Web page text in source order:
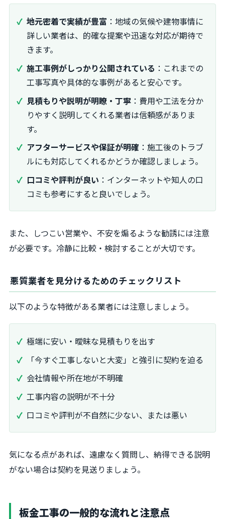
地元密着で実績が豊富 ：地域の気候や建物事情に
詳しい業者は、的確な提案や迅速な対応が期待で
きます。
施工事例がしっかり公開されている ：これまでの
工事写真や具体的な事例があると安心です。
見積もりや説明が明瞭・丁寧 ：費用や工法を分か
りやすく説明してくれる業者は信頼感がありま
す。
アフターサービスや保証が明確 ：施工後のトラブ
ルにも対応してくれるかどうか確認しましょう。
口コミや評判が良い ：インターネットや知人の口
コミも参考にすると良いでしょう。
また、しつこい営業や、不安を煽るような勧誘には注意
が必要です。冷静に比較・検討することが大切です。
悪質業者を見分けるためのチェックリスト
以下のような特徴がある業者には注意しましょう。
極端に安い・曖昧な見積もりを出す
「今すぐ工事しないと大変」と強引に契約を迫る
会社情報や所在地が不明確
工事内容の説明が不十分
口コミや評判が不自然に少ない、または悪い
気になる点があれば、遠慮なく質問し、納得できる説明
がない場合は契約を見送りましょう。
板金工事の一般的な流れと注意点